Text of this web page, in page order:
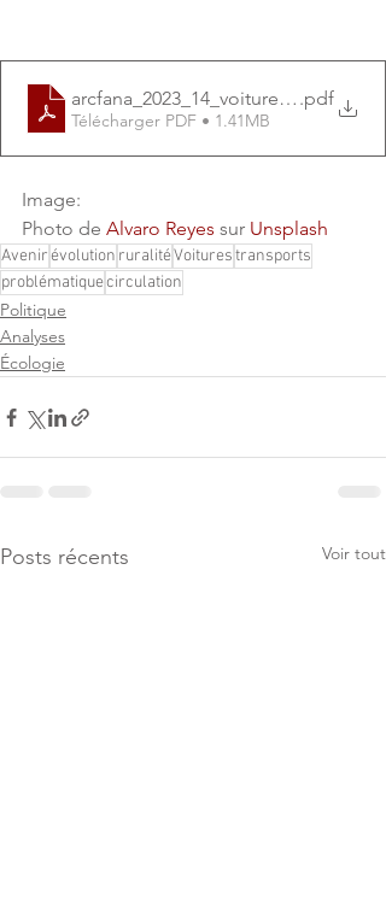
arcfana_2023_14_voiture_MM
.pdf
Télécharger PDF • 1.41MB
Image:
Photo de Alvaro Reyes sur Unsplash
Avenirévolution ruralitéVoiturestransports
problématiquecirculation
Politique
Analyses
Écologie
Posts récents Voir tout